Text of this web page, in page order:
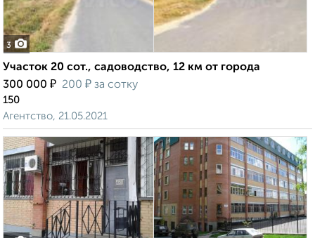
3
Участок 20 сот., садоводство, 12 км от города
300 000 ₽ 200 ₽ за сотку
150
Агентство, 21.05.2021